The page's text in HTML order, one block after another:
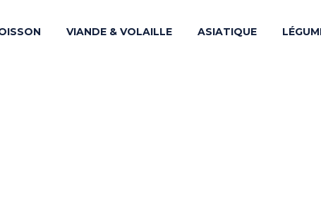
VIANDE & VOLAILLE ASIATIQUE